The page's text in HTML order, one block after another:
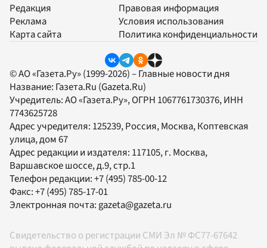
Редакция
Реклама
Карта сайта
Правовая информация
Условия использования
Политика конфиденциальности
© АО «Газета.Ру» (1999-2026) – Главные новости дня
Название: Газета.Ru (Gazeta.Ru)
Учредитель:АО «Газета.Ру», ОГРН 1067761730376, ИНН
7743625728
Адрес учредителя: 125239, Россия, Москва, Коптевская
улица, дом 67
Адрес редакции и издателя: 117105, г. Москва,
Варшавское шоссе, д.9, стр.1
Телефон редакции:+7 (495) 785-00-12
Факс:+7 (495) 785-17-01
Электронная почта:gazeta@gazeta.ru
Свидетельство о регистрации СМИ Эл № ФС77-67642